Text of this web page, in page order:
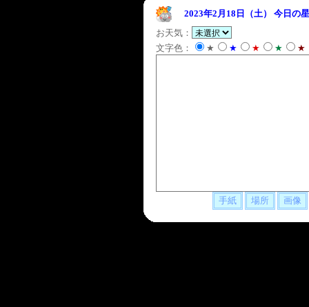
2023年2月18日（土）
今日の
お天気：
文字色：
★ ★ ★ ★ ★